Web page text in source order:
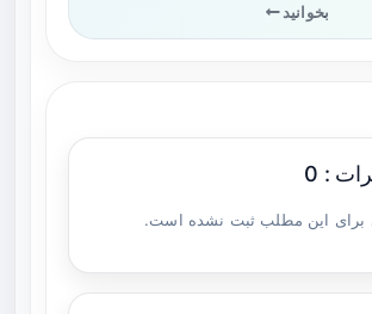
بخوانید
: 0
برای این مطلب ثبت نشده است.